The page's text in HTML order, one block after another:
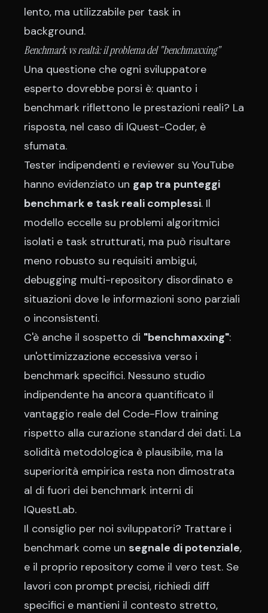
lento, ma utilizzabile per task in
background.
Benchmark vs realtà: il problema del "benchmaxxing"
Una questione che ogni sviluppatore
esperto dovrebbe porsi è: quanto i
benchmark riflettono le prestazioni reali? La
risposta, nel caso di IQuest-Coder, è
sfumata.
Tester indipendenti e reviewer su YouTube
hanno evidenziato un gap tra punteggi
benchmark e task reali complessi. Il
modello eccelle su problemi algoritmici
isolati e task strutturati, ma può risultare
meno robusto su requisiti ambigui,
debugging multi-repository disordinato e
situazioni dove le informazioni sono parziali
o inconsistenti.
C'è anche il sospetto di "benchmaxxing":
un'ottimizzazione eccessiva verso i
benchmark specifici. Nessuno studio
indipendente ha ancora quantificato il
vantaggio reale del Code-Flow training
rispetto alla curazione standard dei dati. La
solidità metodologica è plausibile, ma la
superiorità empirica resta non dimostrata
al di fuori dei benchmark interni di
IQuestLab.
Il consiglio per noi sviluppatori? Trattare i
benchmark come un segnale di potenziale,
e il proprio repository come il vero test. Se
lavori con prompt precisi, richiedi diff
specifici e mantieni il contesto stretto,